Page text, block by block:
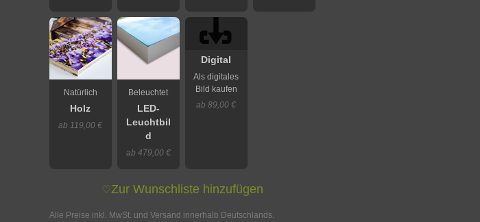
Natürlich
Holz
ab 119,00 €
Beleuchtet
LED-
Leuchtbil
d
ab 479,00 €
Digital
Als digitales
Bild kaufen
ab 89,00 €
♡Zur Wunschliste hinzufügen
Alle Preise inkl. MwSt. und Versand innerhalb Deutschlands.